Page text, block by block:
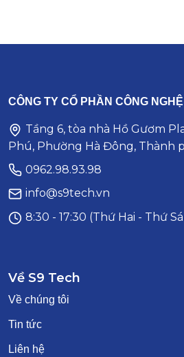
CÔNG TY CỔ PHẦN CÔNG
Tầng 6, tòa nhà Hồ Gươm
Phú, Phường Hà Đông, Thành
0962.98.93.98
info@s9tech.vn
8:30 - 17:30 (Thứ Hai - Thứ
Về S9 Tech
Về chúng tôi
Tin tức
Liên hệ